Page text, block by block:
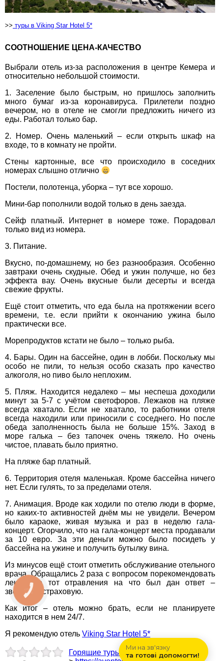
+38 (067) 180-32-43
+38 (093) 180-32-43,
0800 33 01 80
dp_city@aventour.ua
Пн. - Пт. 9:00 - 18:00
Сб 10:00 - 15:00
Запоріжжя
пр. Соборний 216
+38 (099) 180-32-43
+38 (093) 180-32-43
0800 33 01 80
Сб 10:00 - 15:00
Харків
вул. Сумська 77/79
+38 (067) 180-32-43
+38 (099) 180-32-43,
+38 (093) 180-32-43
kh_city@aventour.ua
Пн. - Пт. 9:00 - 18:00
Сб 10:00 - 15:00
>> туры в Viking Star Hotel 5*
СООТНОШЕНИЕ ЦЕНА-КАЧЕСТВО
Выбрали отель из-за расположения в центре Кемера и
относительно небольшой стоимости.
1. Заселение было быстрым, но пришлось заполнить
много бумаг из-за коронавируса. Прилетели поздно
вечером, но в отеле не смогли предложить ничего из
еды. Работал только бар.
2. Номер. Очень маленький – если открыть шкаф на
входе, то в комнату не пройти.
Стены картонные, все что происходило в соседних
номерах слышно отлично
Постели, полотенца, уборка – тут все хорошо.
Мини-бар пополнили водой только в день заезда.
Сейф платный. Интернет в номере тоже. Порадовал
только вид из номера.
3. Питание.
Вкусно, по-домашнему, но без разнообразия. Особенно
завтраки очень скудные. Обед и ужин получше, но без
эффекта вау. Очень вкусные были десерты и всегда
свежие фрукты.
Ещё стоит отметить, что еда была на протяжении всего
времени, т.е. если прийти к окончанию ужина было
практически все.
Морепродуктов кстати не было – только рыба.
4. Бары. Один на бассейне, один в лобби. Поскольку мы
особо не пили, то нельзя особо сказать про качество
алкоголя, но пиво было неплохим.
5. Пляж. Находится недалеко – мы неспеша доходили
минут за 5-7 с учётом светофоров. Лежаков на пляже
всегда хватало. Если не хватало, то работники отеля
всегда находили или приносили с соседнего. Но после
обеда заполненность была не больше 15%. Заход в
море галька – без тапочек очень тяжело. Но очень
чистое, плавать было приятно.
На пляже бар платный.
6. Территория отеля маленькая. Кроме бассейна ничего
нет. Если гулять, то за пределами отеля.
7. Анимация. Вроде как ходили по отелю люди в форме,
но каких-то активностей днём мы не увидели. Вечером
было караоке, живая музыка и раз в неделю гала-
концерт. Огорчило, что на гала-концерт места продавали
за 10 евро. За эти деньги можно было посидеть у
бассейна на ужине и получить бутылку вина.
Из минусов ещё стоит отметить обслуживание отельного
врача. Обращались 2 раза с вопросом порекомендовать
лекарство тот отравления на что был дан ответ –
звоните в страховую.
Как итог – отель можно брать, если не планируете
находится в нем 24/7.
Я рекомендую отель Viking Star Hotel 5*
Горящие туры в Турцию--
*E-MAIL
ДЕ ПРОЖИВАЄТЕ
ПРИМІТКИ
*поля обов'язкові для
заповнення
Ми на зв'язку
та готові допомогти!
КНОПКА
ЗВ'ЯЗКУ